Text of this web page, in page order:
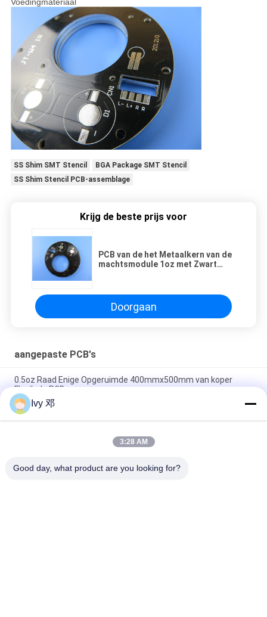
Voedingmateriaal
SS Shim SMT Stencil
BGA Package SMT Stencil
SS Shim Stencil PCB-assemblage
Krijg de beste prijs voor
PCB van de het Metaalkern van de
machtsmodule 1oz met Zwart
Doorgaan
aangepaste PCB's
0.5oz Raad Enige Opgeruimde 400mmx500mm van koper
Flexibele PCB
Dubbele Laag 0.25mm Flexibele PCB-Raad met Polyimide-
Versteviger
Flexibele Gedrukte FPC-Kringsraad Enige Opgeruimde
Ivy 邓
3:28 AM
Good day, what product are you looking for?